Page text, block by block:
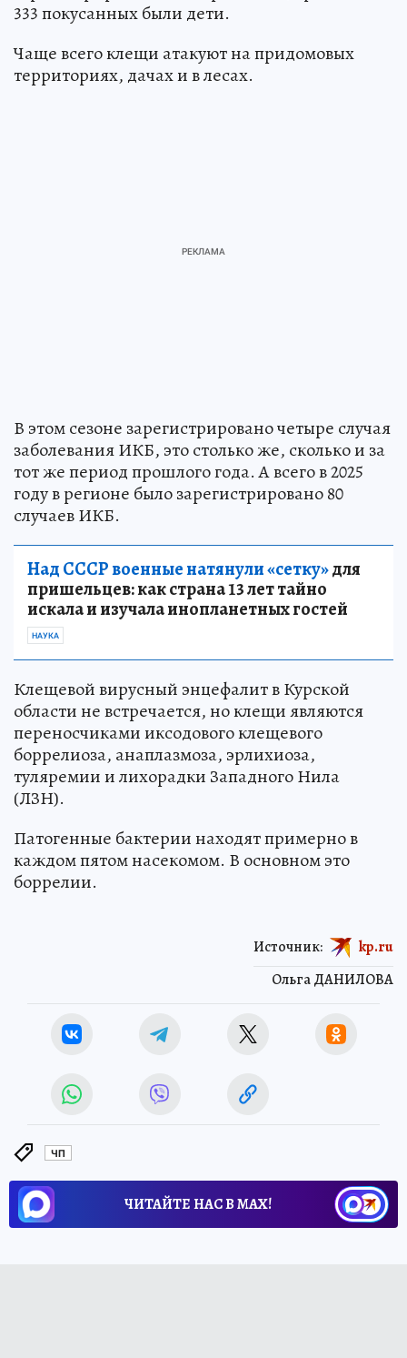
333 покусанных были дети.
Чаще всего клещи атакуют на придомовых
территориях, дачах и в лесах.
В этом сезоне зарегистрировано четыре случая
заболевания ИКБ, это столько же, сколько и за
тот же период прошлого года. А всего в 2025
году в регионе было зарегистрировано 80
случаев ИКБ.
Над СССР военные натянули «сетку»для
пришельцев: как страна 13 лет тайно
искала и изучала инопланетных гостей
НАУКА
Клещевой вирусный энцефалит в Курской
области не встречается, но клещи являются
переносчиками иксодового клещевого
боррелиоза, анаплазмоза, эрлихиоза,
туляремии и лихорадки Западного Нила
(ЛЗН).
Патогенные бактерии находят примерно в
каждом пятом насекомом. В основном это
боррелии.
Ольга ДАНИЛОВА
Источник: kp.ru
ЧП
ЧИТАЙТЕ НАС В МАХ!